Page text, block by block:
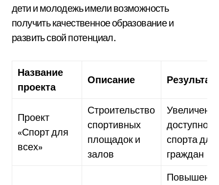
дети и молодежь имели возможность
получить качественное образование и
развить свой потенциал.
Название
проекта
Описание Результат
Проект
«Спорт для
всех»
Строительство
спортивных
площадок и
залов
спорта для
граждан